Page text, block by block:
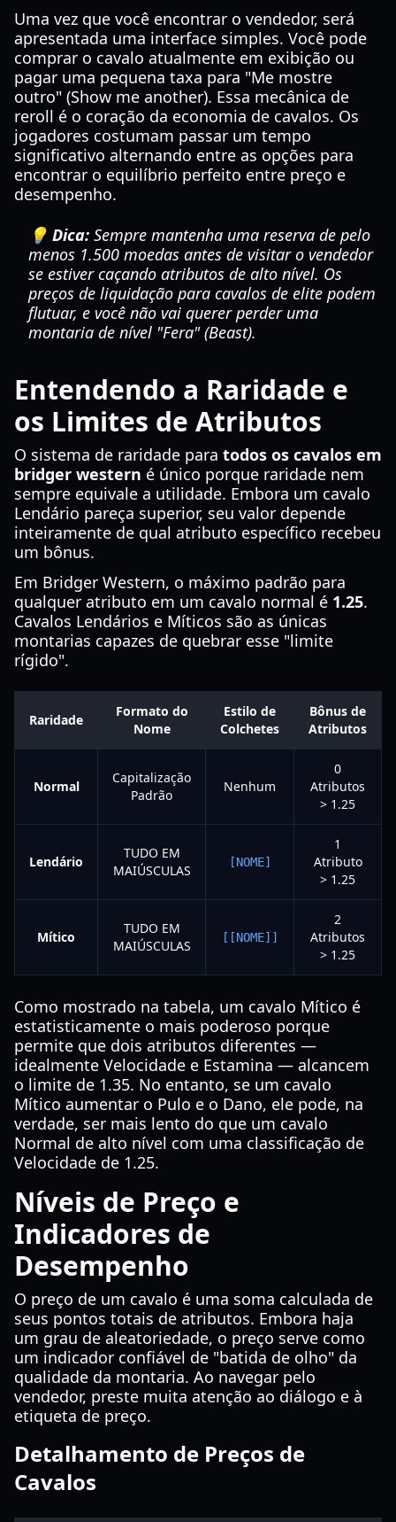
Uma vez que você encontrar o vendedor, será
apresentada uma interface simples. Você pode
comprar o cavalo atualmente em exibição ou
pagar uma pequena taxa para "Me mostre
outro" (Show me another). Essa mecânica de
reroll é o coração da economia de cavalos. Os
jogadores costumam passar um tempo
significativo alternando entre as opções para
encontrar o equilíbrio perfeito entre preço e
desempenho.
💡 Dica: Sempre mantenha uma reserva de pelo
menos 1.500 moedas antes de visitar o vendedor
se estiver caçando atributos de alto nível. Os
preços de liquidação para cavalos de elite podem
flutuar, e você não vai querer perder uma
montaria de nível "Fera" (Beast).
Entendendo a Raridade e
os Limites de Atributos
O sistema de raridade para todos os cavalos em
bridger western é único porque raridade nem
sempre equivale a utilidade. Embora um cavalo
Lendário pareça superior, seu valor depende
inteiramente de qual atributo específico recebeu
um bônus.
Em Bridger Western, o máximo padrão para
qualquer atributo em um cavalo normal é 1.25.
Cavalos Lendários e Míticos são as únicas
montarias capazes de quebrar esse "limite
rígido".
Raridade
Formato do
Nome
Estilo de
Colchetes
Bônus de
Atributos
Normal
Capitalização
Padrão
Nenhum
0
Atributos
> 1.25
Lendário
TUDO EM
MAIÚSCULAS
[NOME]
1
Atributo
> 1.25
Mítico
TUDO EM
MAIÚSCULAS
[[NOME]]
2
Atributos
> 1.25
Como mostrado na tabela, um cavalo Mítico é
estatisticamente o mais poderoso porque
permite que dois atributos diferentes —
idealmente Velocidade e Estamina — alcancem
o limite de 1.35. No entanto, se um cavalo
Mítico aumentar o Pulo e o Dano, ele pode, na
verdade, ser mais lento do que um cavalo
Normal de alto nível com uma classificação de
Velocidade de 1.25.
Níveis de Preço e
Indicadores de
Desempenho
O preço de um cavalo é uma soma calculada de
seus pontos totais de atributos. Embora haja
um grau de aleatoriedade, o preço serve como
um indicador confiável de "batida de olho" da
qualidade da montaria. Ao navegar pelo
vendedor, preste muita atenção ao diálogo e à
etiqueta de preço.
Detalhamento de Preços de
Cavalos